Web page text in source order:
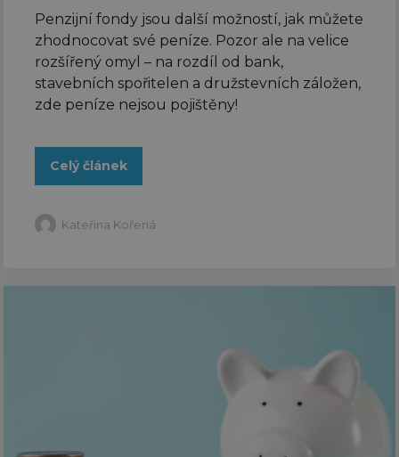
Penzijní fondy jsou další možností, jak můžete
zhodnocovat své peníze. Pozor ale na velice
rozšířený omyl – na rozdíl od bank,
stavebních spořitelen a družstevních záložen,
zde peníze nejsou pojištěny!
Celý článek
Kateřina Kořená